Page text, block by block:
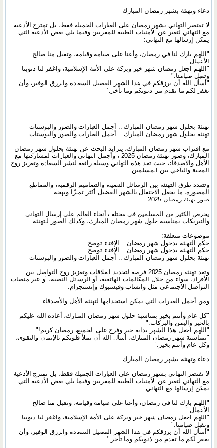
دعاء وتهنئة بشهر رمضان المبارك
لا تقتصر التهاني بشهر رمضان على العبارات الجميلة فقط، بل تمتزج الأدعية
مع التهاني لتعبر عن الأمنيات الطيبة للمقربين وفيما يلي بعض الأدعية التي
يمكن إرسالها مع التهاني:
"اللهم بارك لنا في رمضان، وأعنا على صيامه وقيامه، وتقبل منا صالح
الأعمال."
"اللهم اجعل رمضان شهر خير وبركة على الأمة الإسلامية، واغفر لنا ذنوبنا
وتقبل صيامنا."
"أسأل الله أن يرزقكم في هذا الشهر الفضيل السعادة والرزق الوفير، وأن
يغفر لكم ما تقدم من ذنوبكم وما تأخر."
تهنئة بحلول شهر رمضان المبارك .. أجمل العبارات والصور والبوستات
تهنئة بحلول شهر رمضان المبارك .. أجمل العبارات والصور والبوستات
مع اقتراب شهر رمضان المبارك، يتزايد البحث عن تهنئة بحلول شهر رمضان
المبارك، وصور تهنئة رمضان 2025 ، وأجمل التهاني والعبارات لمشاركتها مع
الأهل والأصدقاء، حيث تعد هذه التهاني وسيلة رائعة لنشر السعادة وتعزيز روح
المحبة والتآخي بين المسلمين.
وتتعدد طرق التهنئة بين الرسائل النصية، والتصاميم الرقمية، والمقاطع
المصورة، ما يجعل الاحتفال بالشهر الفضيل أكثر تميزًا وبهجة.
صور تهنئة رمضان 2025
يحرص الكثير من المسلمين في مختلف أنحاء العالم على إرسال التهاني
والتبريكات بمناسبة حلول شهر رمضان المبارك، وكذلك الصور للتهنئة.
موضوعات متعلقة:
حكم التهنئة بدخول شهر رمضان .. الإفتاء توضح
حكم التهنئة بدخول شهر رمضان .. الإفتاء توضح
تهنئة بحلول شهر رمضان المبارك .. أجمل العبارات والصور والبوستات
وتعد تهنئة رمضان 2025 فرصة لتجديد العلاقات وتعزيز روح التواصل بين
الأفراد، سواء من خلال المكالمات الهاتفية، أو الرسائل النصية، أو عبر منصات
التواصل الاجتماعي مثل واتساب وفيسبوك وإنستجرام.
ومن أجمل العبارات التي يمكن استخدامها لتهنئة الأهل والأصدقاء:
"كل عام وأنتم بخير بمناسبة حلول شهر رمضان المبارك، أعاده الله عليكم
بالخير واليمن والبركات."
"اللهم اجعل هذا الشهر بداية خير وفرج على الجميع، رمضان كريم!"
"بمناسبة شهر رمضان المبارك، أسأل الله أن يملأ قلوبكم بالإيمان والتقوى،
وكل عام وأنتم بخير."
دعاء وتهنئة بشهر رمضان المبارك
لا تقتصر التهاني بشهر رمضان على العبارات الجميلة فقط، بل تمتزج الأدعية
مع التهاني لتعبر عن الأمنيات الطيبة للمقربين وفيما يلي بعض الأدعية التي
يمكن إرسالها مع التهاني:
"اللهم بارك لنا في رمضان، وأعنا على صيامه وقيامه، وتقبل منا صالح
الأعمال."
"اللهم اجعل رمضان شهر خير وبركة على الأمة الإسلامية، واغفر لنا ذنوبنا
وتقبل صيامنا."
"أسأل الله أن يرزقكم في هذا الشهر الفضيل السعادة والرزق الوفير، وأن
يغفر لكم ما تقدم من ذنوبكم وما تأخر."